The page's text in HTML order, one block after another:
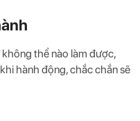
thể nào làm được,
hành động, chắc chắn sẽ